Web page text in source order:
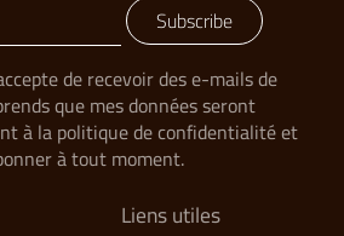
Subscribe
de recevoir des e-mails de
que mes données seront
à la politique de confidentialité et
à tout moment.
Liens utiles